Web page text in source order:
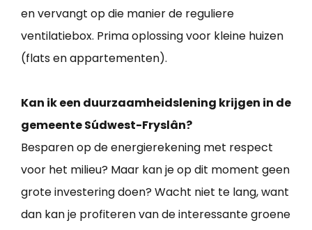
en vervangt op die manier de reguliere
ventilatiebox. Prima oplossing voor kleine huizen
(flats en appartementen).
Kan ik een duurzaamheidslening krijgen in de
gemeente Súdwest-Fryslân?
Besparen op de energierekening met respect
voor het milieu? Maar kan je op dit moment geen
grote investering doen? Wacht niet te lang, want
dan kan je profiteren van de interessante groene